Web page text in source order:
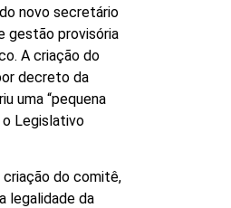
novo secretário
gestão provisória
A criação do
decreto da
uma “pequena
Legislativo
criação do comitê,
legalidade da